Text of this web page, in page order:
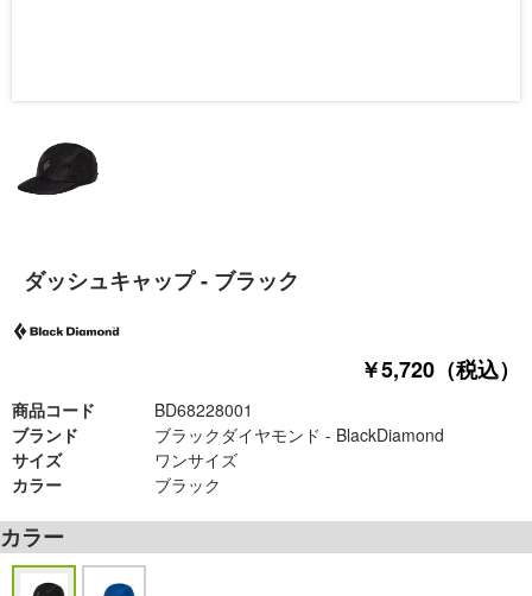
ダッシュキャップ - ブラック
￥5,720（税込）
商品コード
BD68228001
ブランド
ブラックダイヤモンド - BlackDiamond
サイズ
ワンサイズ
カラー
ブラック
カラー